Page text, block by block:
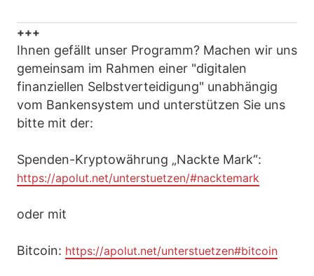
+++
Ihnen gefällt unser Programm? Machen wir uns
gemeinsam im Rahmen einer "digitalen
finanziellen Selbstverteidigung" unabhängig
vom Bankensystem und unterstützen Sie uns
bitte mit der:
Spenden-Kryptowährung „Nackte Mark“:
https://apolut.net/unterstuetzen/#nacktemark
oder mit
Bitcoin: https://apolut.net/unterstuetzen#bitcoin